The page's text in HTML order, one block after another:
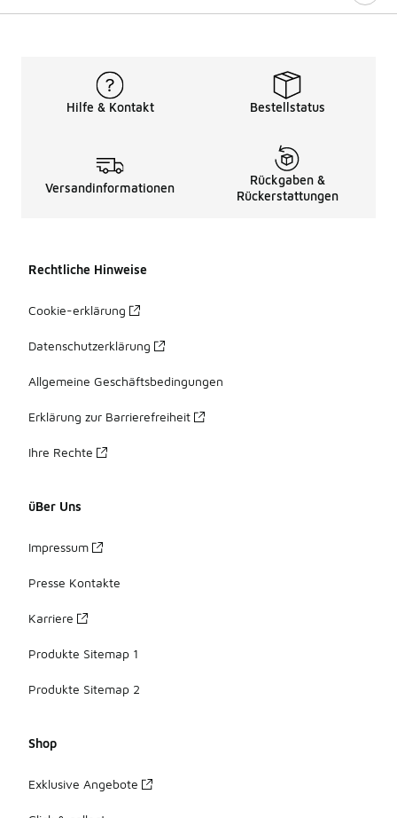
Hilfe & Kontakt Bestellstatus
Versandinformationen
Rückgaben &
Rückerstattungen
Rechtliche Hinweise
Cookie-erklärung
Datenschutzerklärung
Allgemeine Geschäftsbedingungen
Erklärung zur Barrierefreiheit
Ihre Rechte
üBer Uns
Impressum
Presse Kontakte
Karriere
Produkte Sitemap 1
Produkte Sitemap 2
Shop
Exklusive Angebote